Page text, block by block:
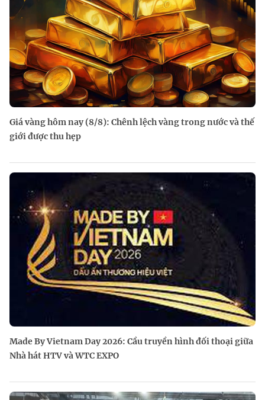
Giá vàng hôm nay (8/8): Chênh lệch vàng trong nước và thế
giới được thu hẹp
Made By Vietnam Day 2026: Cầu truyền hình đối thoại giữa
Nhà hát HTV và WTC EXPO